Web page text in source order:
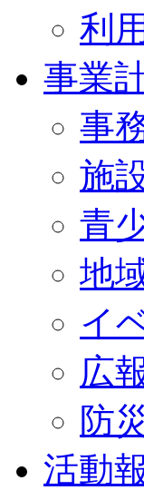
利
事業
事
施
青
地
イ
広
防
活動